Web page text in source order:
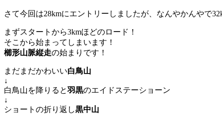
さて今回は28kmにエントリーしましたが、なんやかんやで
まずスタートから3kmほどのロード！
そこから始まってしまいます！
櫛形山脈縦走の始まりです！
まだまだかわいい白鳥山
↓
白鳥山を降りると羽黒のエイドステーショーン
↓
ショートの折り返し黒中山